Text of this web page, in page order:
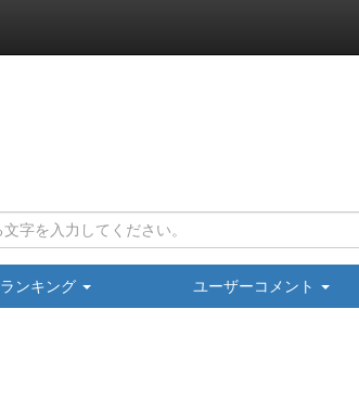
ランキング ユーザーコメント